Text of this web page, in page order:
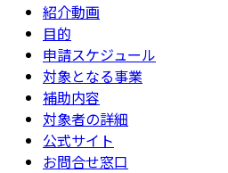
紹介動画
目的
申請スケジュール
対象となる事業
補助内容
対象者の詳細
公式サイト
お問合せ窓口